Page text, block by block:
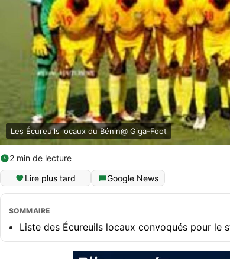
Les Écureuils locaux du Bénin@ Giga-Foot
2 min de lecture
Lire plus tard
Google News
SOMMAIRE
Liste des Écureuils locaux convoqués pour le